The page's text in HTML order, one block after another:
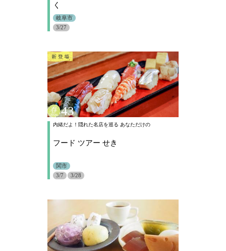
く
岐阜市
3/27
内緒だよ！隠れた名店を巡る あなただけの
フード ツアー せき
関市
3/7
3/28
43